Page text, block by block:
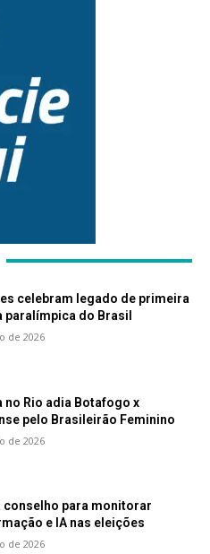
celebram legado de primeira
paralímpica do Brasil
de 2026
no Rio adia Botafogo x
pelo Brasileirão Feminino
de 2026
conselho para monitorar
e IA nas eleições
de 2026